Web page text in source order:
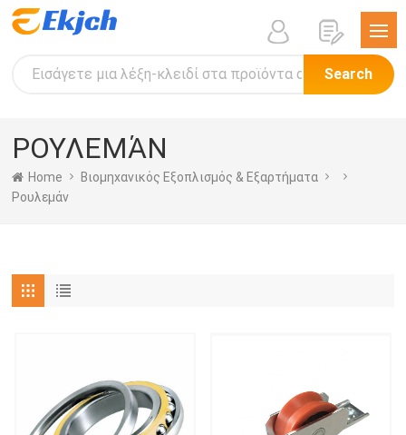
Search
ΡΟΥΛΕΜΆΝ
Home
Βιομηχανικός Εξοπλισμός & Εξαρτήματα
Ρουλεμάν